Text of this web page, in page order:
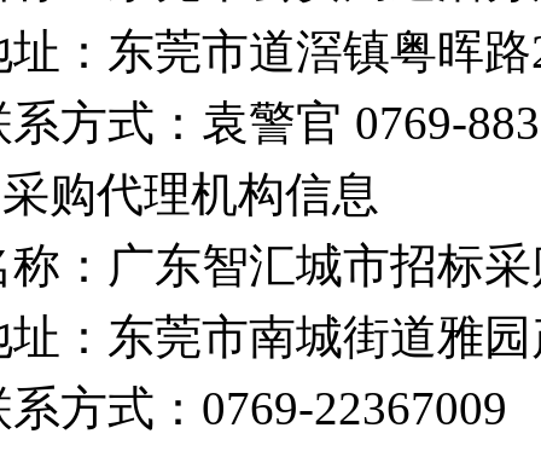
： 东莞市道滘镇粤晖路
方式： 袁警官 0769-
购代理机构信息
称：广东智汇城市招标
址：东莞市南城街道雅
方式： 0769-22367009